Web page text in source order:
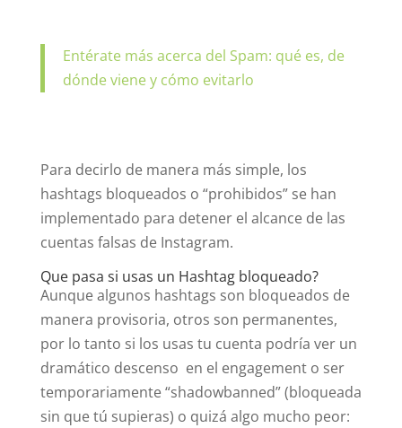
Entérate más acerca del Spam: qué es, de
dónde viene y cómo evitarlo
Para decirlo de manera más simple, los
hashtags bloqueados o “prohibidos” se han
implementado para detener el alcance de las
cuentas falsas de Instagram.
Que pasa si usas un Hashtag bloqueado?
Aunque algunos hashtags son bloqueados de
manera provisoria, otros son permanentes,
por lo tanto si los usas tu cuenta podría ver un
dramático descenso en el engagement o ser
temporariamente “shadowbanned” (bloqueada
sin que tú supieras) o quizá algo mucho peor: